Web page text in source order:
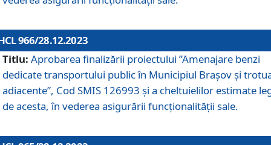
966/28.12.2023
Titlu: Aprobarea finalizării proiectului ”Amenajare benzi
dedicate transportului public în Municipiul Brașov şi
adiacente”, Cod SMIS 126993 și a cheltuielilor estimate
de acesta, în vederea asigurării funcționalității sale.